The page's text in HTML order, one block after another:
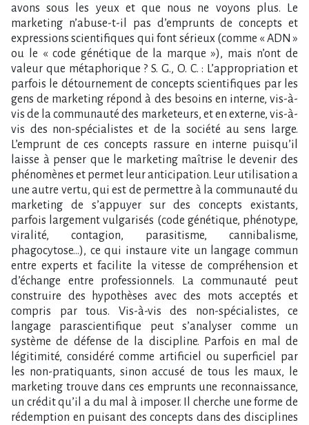
avons sous les yeux et que nous ne voyons plus. Le
marketing n’abuse-t-il pas d’emprunts de concepts et
expressions scientifiques qui font sérieux (comme « ADN »
ou le « code génétique de la marque »), mais n’ont de
valeur que métaphorique ? S. G., O. C. : L’appropriation et
parfois le détournement de concepts scientifiques par les
gens de marketing répond à des besoins en interne, vis-à-
vis de la communauté des marketeurs, et en externe, vis-à-
vis des non-spécialistes et de la société au sens large.
L’emprunt de ces concepts rassure en interne puisqu’il
laisse à penser que le marketing maîtrise le devenir des
phénomènes et permet leur anticipation. Leur utilisation a
une autre vertu, qui est de permettre à la communauté du
marketing de s’appuyer sur des concepts existants,
parfois largement vulgarisés (code génétique, phénotype,
viralité, contagion, parasitisme, cannibalisme,
phagocytose…), ce qui instaure vite un langage commun
entre experts et facilite la vitesse de compréhension et
d’échange entre professionnels. La communauté peut
construire des hypothèses avec des mots acceptés et
compris par tous. Vis-à-vis des non-spécialistes, ce
langage parascientifique peut s’analyser comme un
système de défense de la discipline. Parfois en mal de
légitimité, considéré comme artificiel ou superficiel par
les non-pratiquants, sinon accusé de tous les maux, le
marketing trouve dans ces emprunts une reconnaissance,
un crédit qu’il a du mal à imposer. Il cherche une forme de
rédemption en puisant des concepts dans des disciplines